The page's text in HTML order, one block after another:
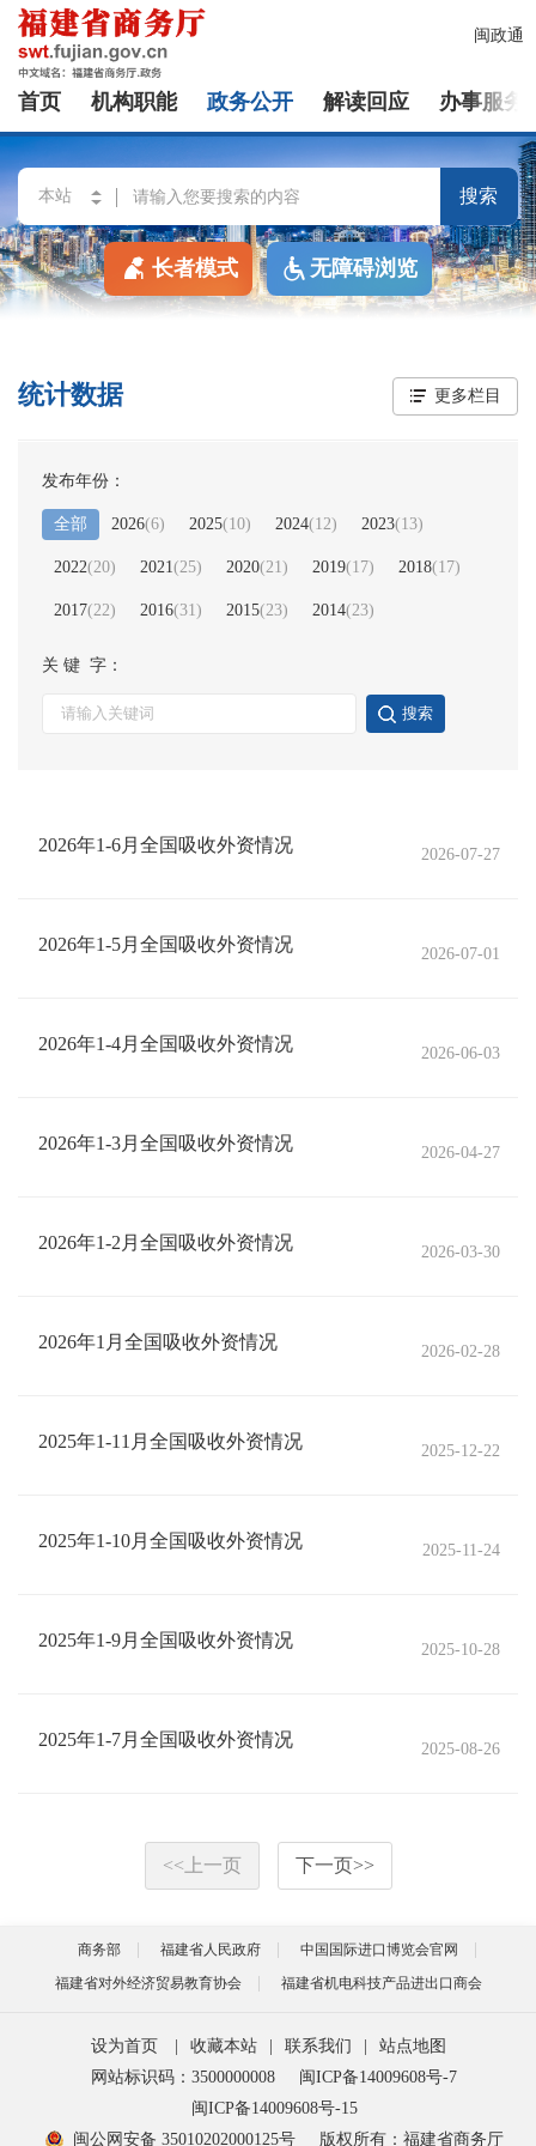
闽政通
首页 机构职能 政务公开 解读回应 办事服务
搜索
长者模式 无障碍浏览
统计数据 更多栏目
发布年份：
全部 2026(6) 2025(10) 2024(12) 2023(13)
2022(20) 2021(25) 2020(21) 2019(17) 2018(17)
2017(22) 2016(31) 2015(23) 2014(23)
关 键 字：
搜索
2026年1-6月全国吸收外资情况 2026-07-27
2026年1-5月全国吸收外资情况 2026-07-01
2026年1-4月全国吸收外资情况 2026-06-03
2026年1-3月全国吸收外资情况 2026-04-27
2026年1-2月全国吸收外资情况 2026-03-30
2026年1月全国吸收外资情况 2026-02-28
2025年1-11月全国吸收外资情况 2025-12-22
2025年1-10月全国吸收外资情况 2025-11-24
2025年1-9月全国吸收外资情况 2025-10-28
2025年1-7月全国吸收外资情况 2025-08-26
<< 上一页 下一页>>
商务部 福建省人民政府
中国国际进口博览会官网
福建省对外经济贸易教育协会
福建省机电科技产品进出口商会
设为首页 收藏本站 联系我们
站点地图
网站标识码：3500000008
闽ICP备14009608号-7
闽ICP备14009608号-15
闽公网安备 35010202000125号
版权所有：福建省商务厅